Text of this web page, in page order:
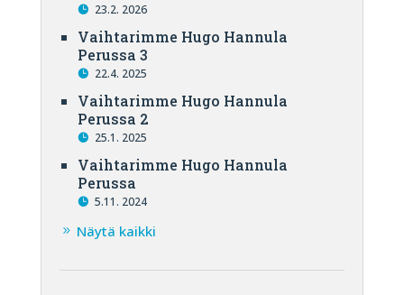
23.2. 2026
Vaihtarimme Hugo Hannula
Perussa 3
22.4. 2025
Vaihtarimme Hugo Hannula
Perussa 2
25.1. 2025
Vaihtarimme Hugo Hannula
Perussa
5.11. 2024
Näytä kaikki